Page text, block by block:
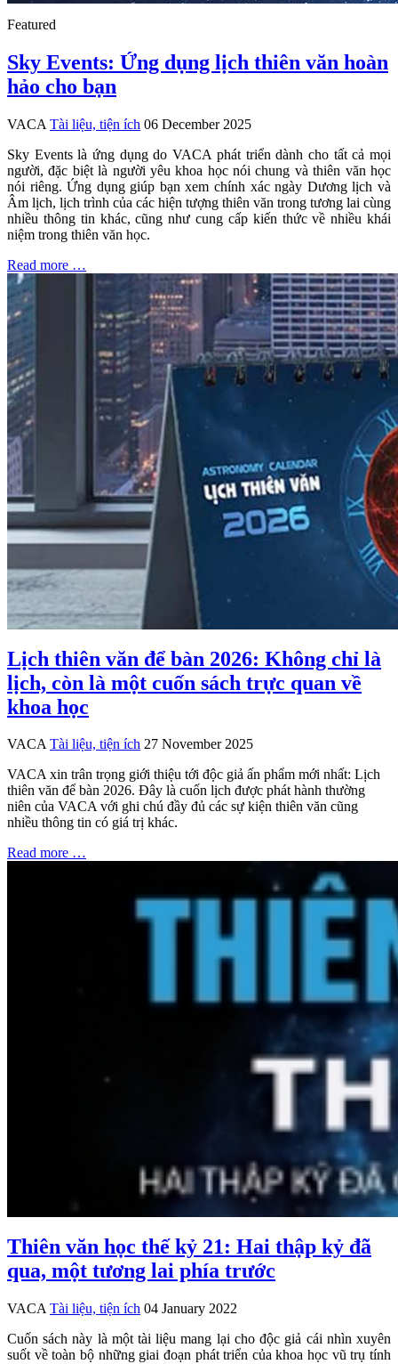
Featured
Sky Events: Ứng dụng lịch thiên văn hoàn
hảo cho bạn
VACA Tài liệu, tiện ích 06 December 2025
Sky Events là ứng dụng do VACA phát triển dành cho tất cả mọi
người, đặc biệt là người yêu khoa học nói chung và thiên văn học
nói riêng. Ứng dụng giúp bạn xem chính xác ngày Dương lịch và
Âm lịch, lịch trình của các hiện tượng thiên văn trong tương lai cùng
nhiều thông tin khác, cũng như cung cấp kiến thức về nhiều khái
niệm trong thiên văn học.
Read more …
Lịch thiên văn để bàn 2026: Không chỉ là
lịch, còn là một cuốn sách trực quan về
khoa học
VACA Tài liệu, tiện ích 27 November 2025
VACA xin trân trọng giới thiệu tới độc giả ấn phẩm mới nhất: Lịch
thiên văn để bàn 2026. Đây là cuốn lịch được phát hành thường
niên của VACA với ghi chú đầy đủ các sự kiện thiên văn cũng
nhiều thông tin có giá trị khác.
Read more …
Thiên văn học thế kỷ 21: Hai thập kỷ đã
qua, một tương lai phía trước
VACA Tài liệu, tiện ích 04 January 2022
Cuốn sách này là một tài liệu mang lại cho độc giả cái nhìn xuyên
suốt về toàn bộ những giai đoạn phát triển của khoa học vũ trụ tính